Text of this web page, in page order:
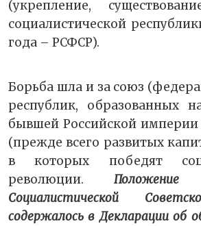
(укрепление,
социалистической
года – РСФСР).
Борьба шла и за союз
республик, образованных
бывшей Российской империи
(прежде всего развитых
в которых победят
революции.
Социалистической
содержалось в Декларации об